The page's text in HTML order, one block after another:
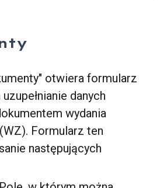
otwiera formularz
danych
wydania
Formularz ten
następujących